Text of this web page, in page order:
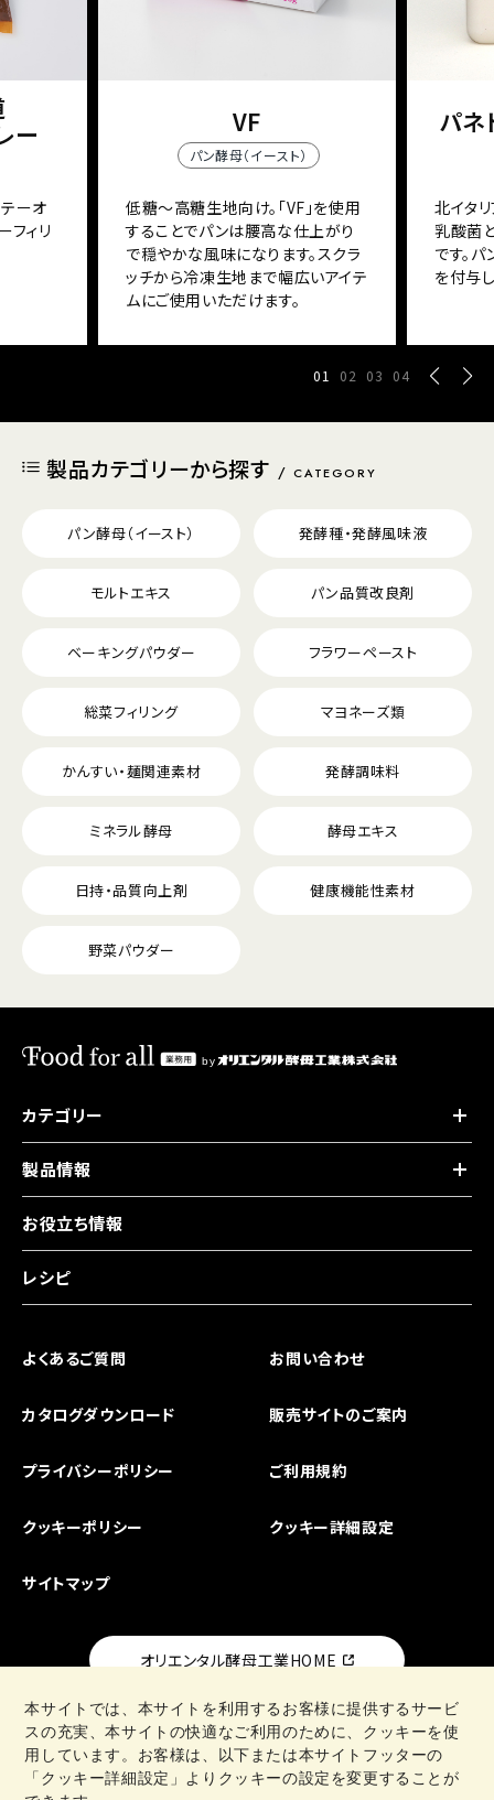
ー
ーオ
フィリ
VF
パン酵母（イースト）
低糖～高糖生地向け。「VF」を使用
することでパンは腰高な仕上がり
で穏やかな風味になります。スクラ
ッチから冷凍生地まで幅広いアイテ
ムにご使用いただけます。
パネ
北イタ
乳酸菌
です。
を付与
01 02 03 04
製品カテゴリーから探す CATEGORY
パン酵母（イースト） 発酵種・発酵風味液
モルトエキス パン品質改良剤
ベーキングパウダー フラワーペースト
総菜フィリング マヨネーズ類
かんすい・麺関連素材 発酵調味料
ミネラル酵母 酵母エキス
日持・品質向上剤 健康機能性素材
野菜パウダー
カテゴリー
製品情報
お役立ち情報
レシピ
よくあるご質問 お問い合わせ
カタログダウンロード 販売サイトのご案内
プライバシーポリシー ご利用規約
クッキーポリシー クッキー詳細設定
サイトマップ
オリエンタル酵母工業HOME
日清製粉グループ
本サイトでは、本サイトを利用するお客様に提供するサービ
スの充実、本サイトの快適なご利用のために、クッキーを使
用しています。お客様は、以下または本サイトフッターの
「クッキー詳細設定」よりクッキーの設定を変更することが